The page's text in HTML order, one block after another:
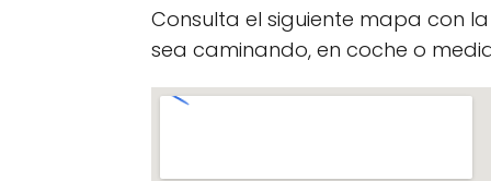
Consulta el siguiente mapa con
sea caminando, en coche o